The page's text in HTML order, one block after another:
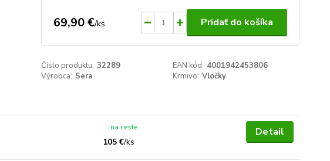
69,90 €/ks Pridať do košíka
Číslo produktu: 32289 EAN kód: 4001942453806
Výrobca: Sera Krmivo: Vločky
105 €/ks
na ceste Detail